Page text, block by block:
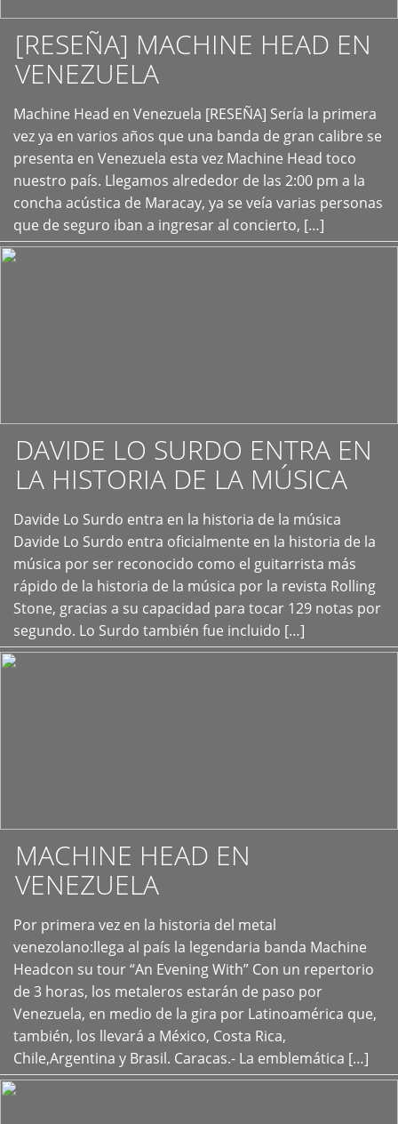
[RESEÑA] MACHINE HEAD EN
VENEZUELA
Machine Head en Venezuela [RESEÑA] Sería la primera
vez ya en varios años que una banda de gran calibre se
presenta en Venezuela esta vez Machine Head toco
nuestro país. Llegamos alrededor de las 2:00 pm a la
concha acústica de Maracay, ya se veía varias personas
que de seguro iban a ingresar al concierto, […]
+
DAVIDE LO SURDO ENTRA EN
LA HISTORIA DE LA MÚSICA
Davide Lo Surdo entra en la historia de la música
Davide Lo Surdo entra oficialmente en la historia de la
música por ser reconocido como el guitarrista más
rápido de la historia de la música por la revista Rolling
Stone, gracias a su capacidad para tocar 129 notas por
segundo. Lo Surdo también fue incluido […]
+
MACHINE HEAD EN
VENEZUELA
Por primera vez en la historia del metal
venezolano:llega al país la legendaria banda Machine
Headcon su tour “An Evening With” Con un repertorio
de 3 horas, los metaleros estarán de paso por
Venezuela, en medio de la gira por Latinoamérica que,
también, los llevará a México, Costa Rica,
Chile,Argentina y Brasil. Caracas.- La emblemática […]
+